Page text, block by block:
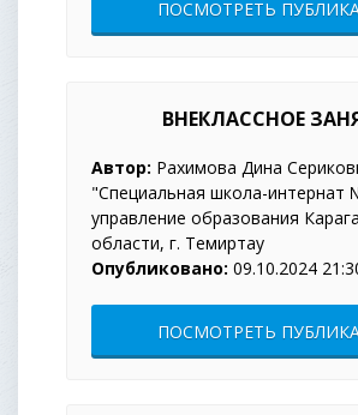
ПОСМОТРЕТЬ
ВНЕКЛАССНОЕ
Автор: Рахимова Дина
"Специальная школа-интернат
управление образования
области, г. Темиртау
Опубликовано: 09.10.2024
ПОСМОТРЕТЬ